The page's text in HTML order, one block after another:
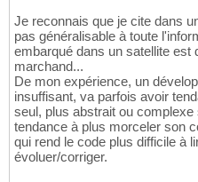
Je reconnais que je cite dans
pas généralisable à toute
embarqué dans un satellite est
marchand...
De mon expérience, un
insuffisant, va parfois avoir
seul, plus abstrait ou
tendance à plus morceler son
qui rend le code plus difficile à
évoluer/corriger.